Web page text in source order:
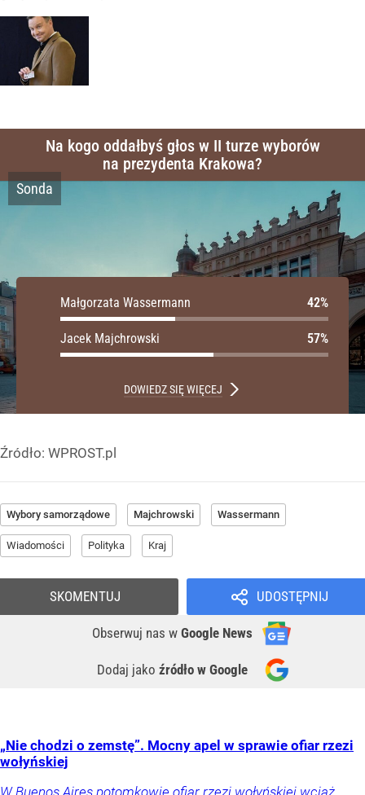
Małgorzata Wassermann
Na kogo oddałbyś głos w II turze wyborów
na prezydenta Krakowa?
Sonda
Małgorzata Wassermann
Jacek Majchrowski
DOWIEDZ SIĘ WIĘCEJ
Źródło: WPROST.pl
Wybory samorządowe Majchrowski Wassermann
Wiadomości Polityka Kraj
UDOSTĘPNIJ
Obserwuj nas w Google News
Dodaj jako źródło w Google
SKOMENTUJ
„Nie chodzi o zemstę”. Mocny apel w sprawie ofiar rzezi
wołyńskiej
W Buenos Aires potomkowie ofiar rzezi wołyńskiej wciąż